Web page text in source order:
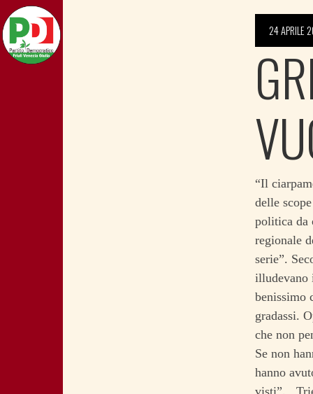
24 APRILE
“Il
delle
politica da
regionale
serie”.
illudevano
benissimo
gradassi.
che non
Se non
hanno
visti”.